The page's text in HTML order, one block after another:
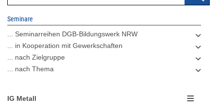
Seminare
... Seminarreihen DGB-Bildungswerk NRW
... in Kooperation mit Gewerkschaften
... nach Zielgruppe
... nach Thema
IG Metall